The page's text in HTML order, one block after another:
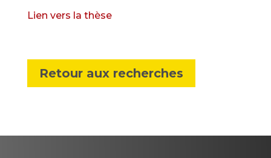
Lien vers la thèse
Retour aux recherches